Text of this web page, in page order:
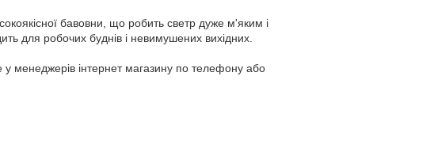
бавовни, що робить светр дуже м'яким і
для робочих буднів і невимушених вихідних.
у менеджерів інтернет магазину по телефону або